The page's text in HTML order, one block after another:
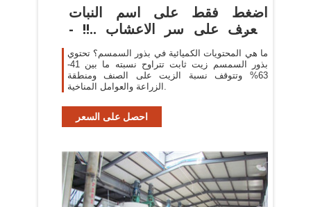
اضغط فقط على اسم النبات
وتعرف على سر الاعشاب ..!! -
الصفحة 6
ما هي المحتويات الكميائية في بذور السمسم؟ تحتوي
بذور السمسم زيت ثابت تتراوح نسبته ما بين 41-
63% وتتوقف نسبة الزيت على الصنف ومنطقة
الزراعة والعوامل المناخية.
احصل على السعر